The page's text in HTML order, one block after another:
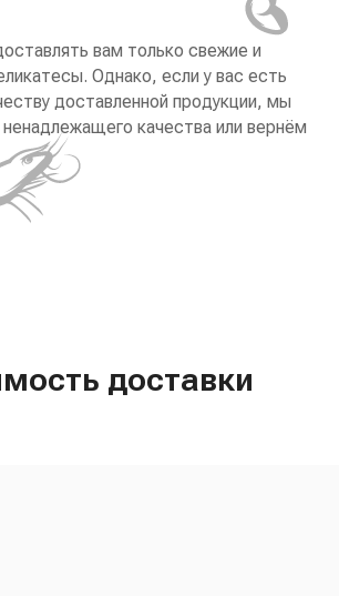
вам только свежие и
Однако, если у вас есть
доставленной продукции, мы
качества или вернём
доставки